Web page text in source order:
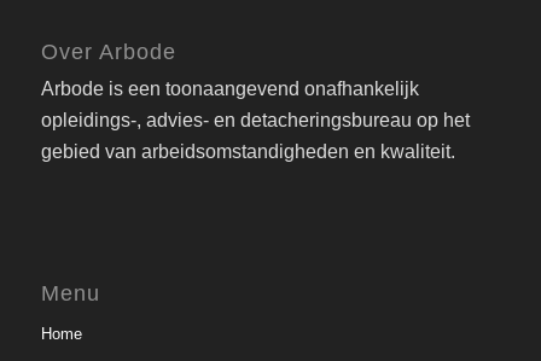
Over Arbode
Arbode is een toonaangevend onafhankelijk
opleidings-, advies- en detacheringsbureau op het
gebied van arbeidsomstandigheden en kwaliteit.
Menu
Home